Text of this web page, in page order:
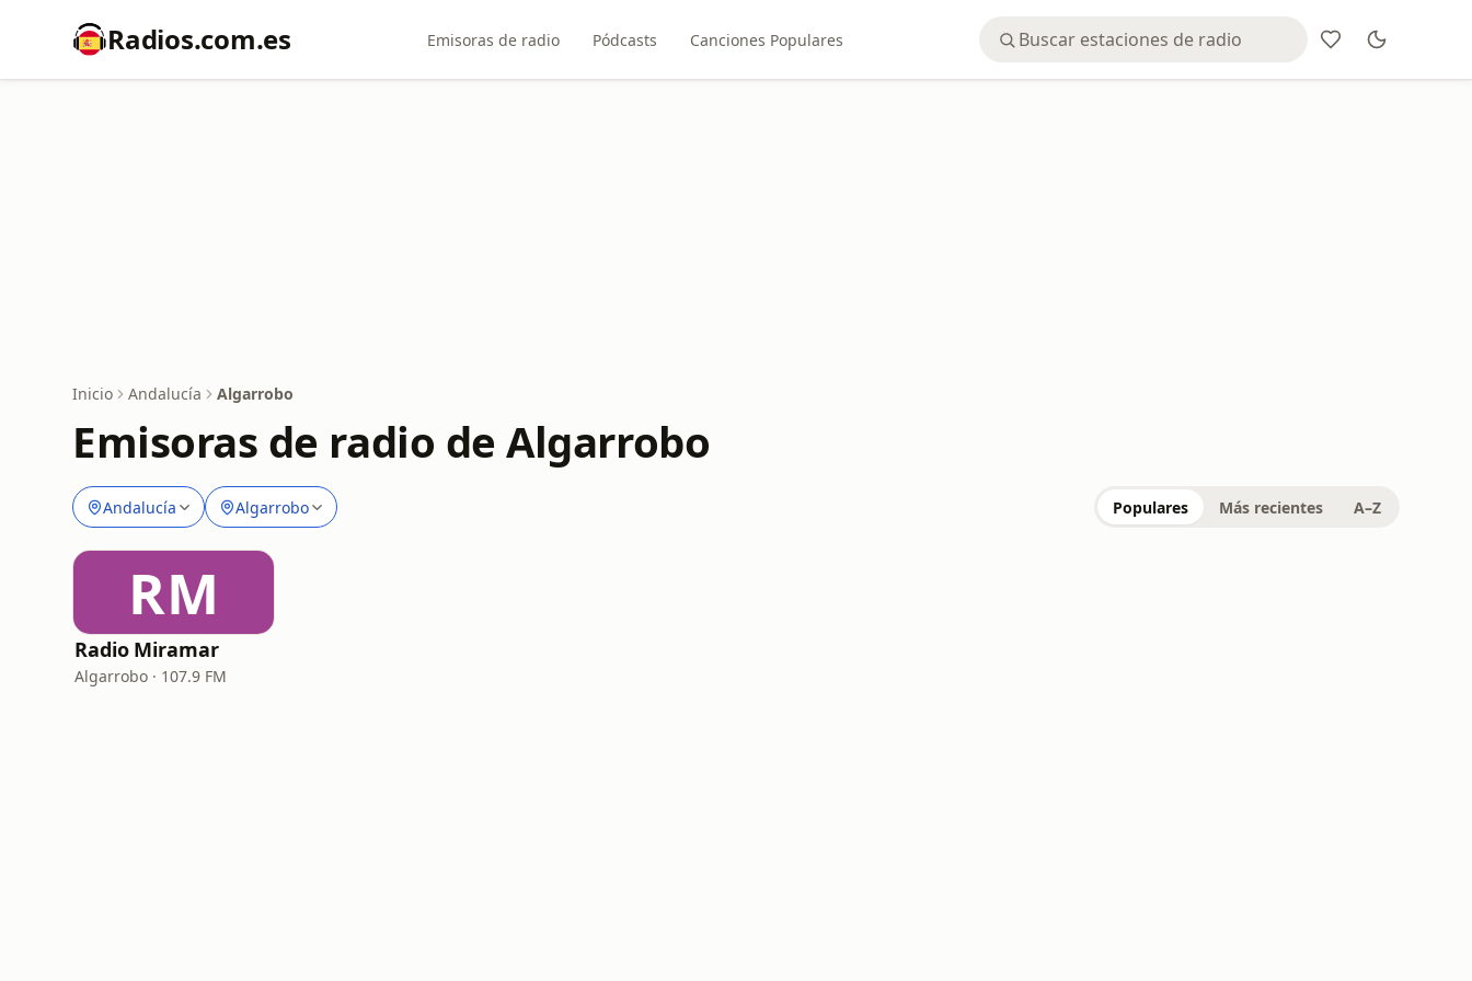
Radios.com.es Emisoras de radio Pódcasts Canciones Populares
Inicio Andalucía Algarrobo
Emisoras de radio de Algarrobo
Andalucía Algarrobo Populares Más recientes A–Z
RM
Radio Miramar
Algarrobo · 107.9 FM